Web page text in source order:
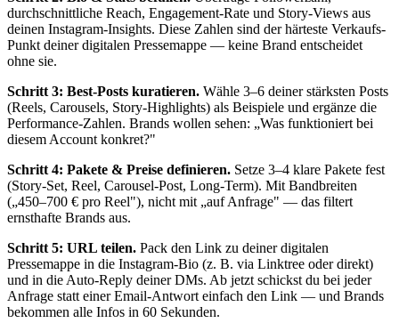
durchschnittliche Reach, Engagement-Rate und Story-Views aus
deinen Instagram-Insights. Diese Zahlen sind der härteste Verkaufs-
Punkt deiner digitalen Pressemappe — keine Brand entscheidet
ohne sie.
Schritt 3: Best-Posts kuratieren. Wähle 3–6 deiner stärksten Posts
(Reels, Carousels, Story-Highlights) als Beispiele und ergänze die
Performance-Zahlen. Brands wollen sehen: „Was funktioniert bei
diesem Account konkret?"
Schritt 4: Pakete & Preise definieren. Setze 3–4 klare Pakete fest
(Story-Set, Reel, Carousel-Post, Long-Term). Mit Bandbreiten
(„450–700 € pro Reel"), nicht mit „auf Anfrage" — das filtert
ernsthafte Brands aus.
Schritt 5: URL teilen. Pack den Link zu deiner digitalen
Pressemappe in die Instagram-Bio (z. B. via Linktree oder direkt)
und in die Auto-Reply deiner DMs. Ab jetzt schickst du bei jeder
Anfrage statt einer Email-Antwort einfach den Link — und Brands
bekommen alle Infos in 60 Sekunden.